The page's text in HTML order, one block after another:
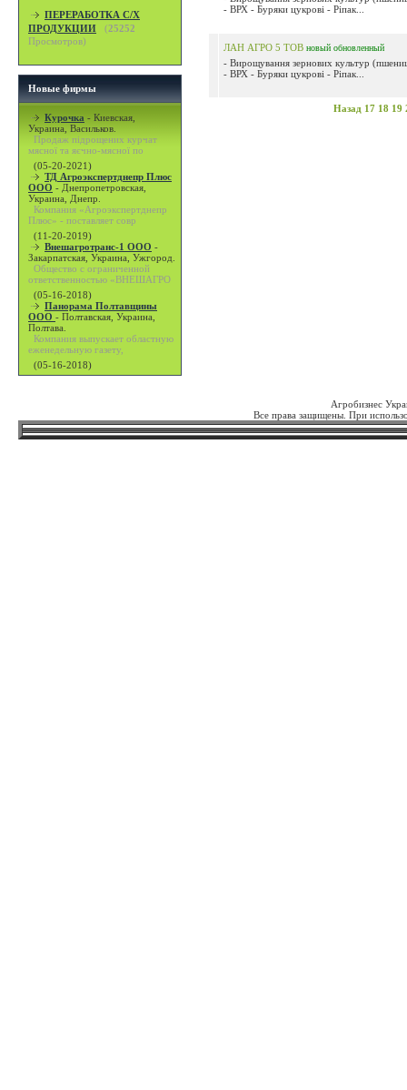
ПЕРЕРАБОТКА С/Х
ПРОДУКЦИИ
(25252
Просмотров)
Новые фирмы
Курочка - Киевская,
Украина, Васильков.
Продаж підрощених курчат
мясної та яєчно-мясної по
(05-20-2021)
ТД Агроэкспертднепр Плюс
ООО - Днепропетровская,
Украина, Днепр.
Компания «Агроэкспертднепр
Плюс» - поставляет совр
(11-20-2019)
Внешагротранс-1 ООО -
Закарпатская, Украина, Ужгород.
Общество с ограниченной
ответственностью «ВНЕШАГРО
(05-16-2018)
Панорама Полтавщины
ООО - Полтавская, Украина,
Полтава.
Компания выпускает областную
еженедельную газету,
(05-16-2018)
- ВРХ - Буряки цукрові - Ріпак...
ЛАН АГРО 5 ТОВ новый обновленный
- Вирощування зернових культур
- ВРХ - Буряки цукрові - Ріпак...
Назад 17 18 19
Агробизнес
Все права защищены. При